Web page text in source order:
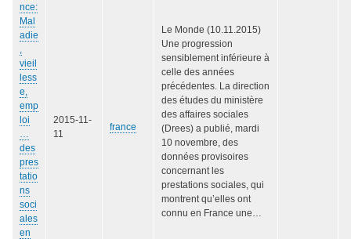
nce:
Mal
adie
vieil
less
e,
emp
loi
des
pres
tatio
ns
soci
ales
en
2015-11-
11
france
Le Monde (10.11.2015)
Une progression
sensiblement inférieure à
celle des années
précédentes. La direction
des études du ministère
des affaires sociales
(Drees) a publié, mardi
10 novembre, des
données provisoires
concernant les
prestations sociales, qui
montrent qu’elles ont
connu en France une…